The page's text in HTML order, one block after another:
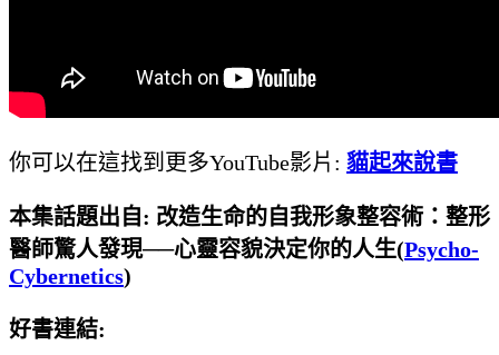
你可以在這找到更多YouTube影片: 貓起來說書
本集話題出自: 改造生命的自我形象整容術：整形
醫師驚人發現──心靈容貌決定你的人生(Psycho-
Cybernetics)
好書連結: